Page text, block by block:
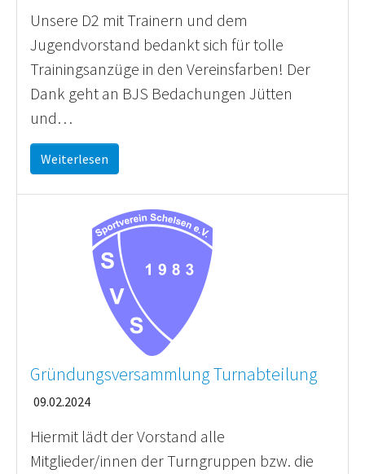
Unsere D2 mit Trainern und dem
Jugendvorstand bedankt sich für tolle
Trainingsanzüge in den Vereinsfarben! Der
Dank geht an BJS Bedachungen Jütten
und…
Weiterlesen
Gründungsversammlung Turnabteilung
09.02.2024
Hiermit lädt der Vorstand alle
Mitglieder/innen der Turngruppen bzw. die